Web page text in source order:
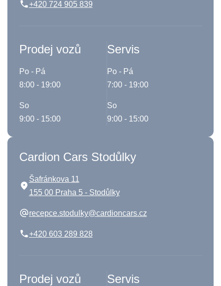
+420 724 905 839
Prodej vozů
Po - Pá
8:00 - 19:00
So
9:00 - 15:00
Servis
Po - Pá
7:00 - 19:00
So
9:00 - 15:00
Cardion Cars Stodůlky
Šafránkova 11
155 00 Praha 5 - Stodůlky
recepce.stodulky@cardioncars.cz
+420 603 289 828
Prodej vozů Servis